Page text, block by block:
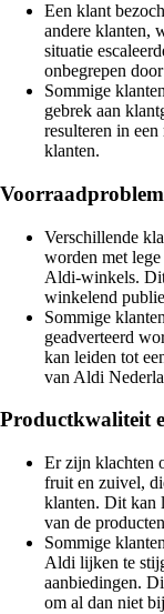
Een klant
andere klanten,
situatie
onbegrepen
Sommige
gebrek aan
resulteren in
klanten.
Verschillende
worden met
Aldi-winkels.
winkelend
Sommige
geadverteerd
kan leiden tot
van Aldi
Productkwaliteit
Er zijn klachten
fruit en zuivel,
klanten. Dit kan
van de
Sommige
Aldi lijken te
aanbiedingen.
om al dan niet